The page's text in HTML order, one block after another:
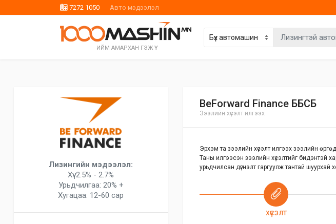
7272 1050 Авто мэдээлэл
ИЙМ АМАРХАН ГЭЖ ҮҮ
Лизингийн мэдээлэл:
Хүү: 2.5% - 2.7%
Урьдчилгаа: 20% +
Хугацаа: 12-60 сар
BeForward Finance ББСБ
Зээлийн хүсэлт илгээх
Эрхэм та зээлийн хүсэлт илгээх зээлийн
Таны илгээсэн зээлийн хүсэлтийг бидэнтэй
урьдчилсан дүгнэлт гаргуулж тантай шуурхай
хүсэлт